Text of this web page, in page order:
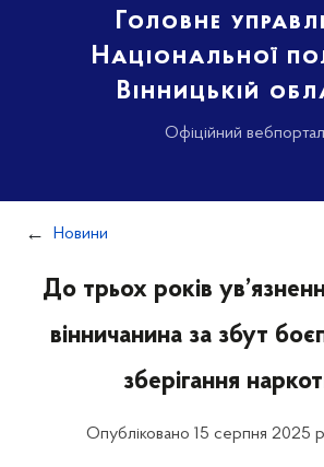
Головне
Національної
Вінницькій
Офіційний вебпортал
Новини
До трьох років
вінничанина за збут
зберігання
Опубліковано 15 серпня 2025